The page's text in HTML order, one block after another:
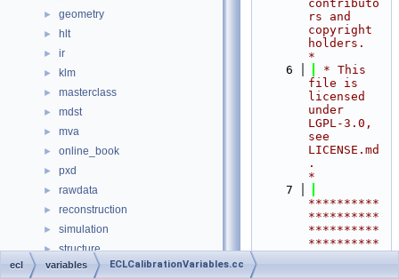
► geometry
► hlt
► ir
► klm
► masterclass
► mdst
► mva
► online_book
► pxd
► rawdata
► reconstruction
► simulation
► structure
► svd
contributo
rs and
copyright
holders.
*
    6
* This
file is
licensed
under
LGPL-3.0,
see
LICENSE.md
.
*
    7
**********
**********
**********
**********
ecl variables ECLCalibrationVariables.cc